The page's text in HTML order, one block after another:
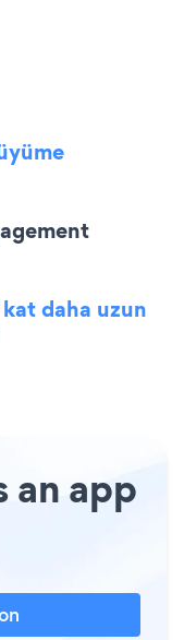
daha uzun
an app